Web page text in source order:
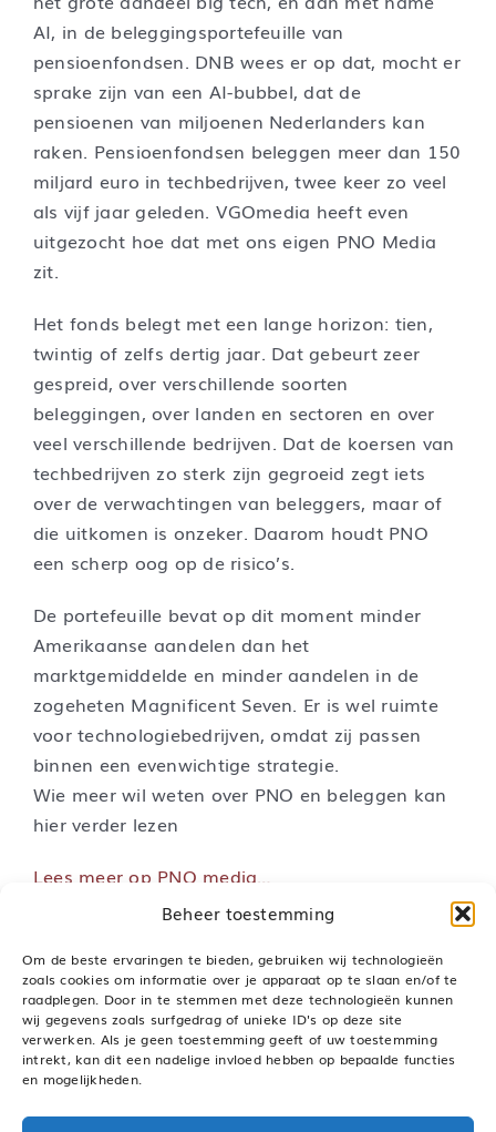
Beheer toestemming
Om de beste ervaringen te bieden, gebruiken wij technologieën
zoals cookies om informatie over je apparaat op te slaan en/of te
raadplegen. Door in te stemmen met deze technologieën kunnen
wij gegevens zoals surfgedrag of unieke ID's op deze site
verwerken. Als je geen toestemming geeft of uw toestemming
intrekt, kan dit een nadelige invloed hebben op bepaalde functies
en mogelijkheden.
AI, in de beleggingsportefeuille van
pensioenfondsen. DNB wees er op dat, mocht er
sprake zijn van een AI-bubbel, dat de
pensioenen van miljoenen Nederlanders kan
raken. Pensioenfondsen beleggen meer dan 150
miljard euro in techbedrijven, twee keer zo veel
als vijf jaar geleden. VGOmedia heeft even
uitgezocht hoe dat met ons eigen PNO Media
zit.
Het fonds belegt met een lange horizon: tien,
twintig of zelfs dertig jaar. Dat gebeurt zeer
gespreid, over verschillende soorten
beleggingen, over landen en sectoren en over
veel verschillende bedrijven. Dat de koersen van
techbedrijven zo sterk zijn gegroeid zegt iets
over de verwachtingen van beleggers, maar of
die uitkomen is onzeker. Daarom houdt PNO
een scherp oog op de risico’s.
De portefeuille bevat op dit moment minder
Amerikaanse aandelen dan het
marktgemiddelde en minder aandelen in de
zogeheten Magnificent Seven. Er is wel ruimte
voor technologiebedrijven, omdat zij passen
binnen een evenwichtige strategie.
Wie meer wil weten over PNO en beleggen kan
hier verder lezen
Lees meer op PNO media…
Deel dit bericht, kies je platform!
LinkedInWhatsApp
Pinterest
E-
mail